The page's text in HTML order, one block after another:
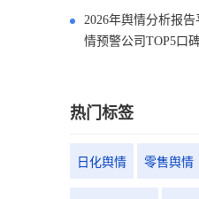
2026年舆情分析报
情预警公司TOP5口
热门标签
日化舆情 零售舆情